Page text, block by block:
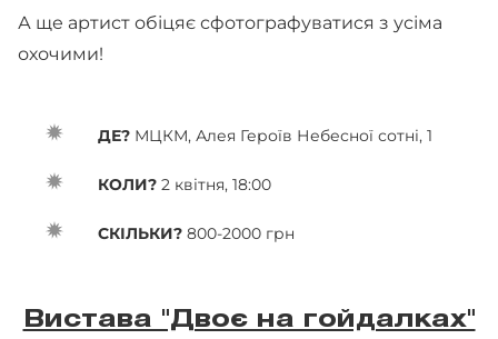
А ще артист обіцяє сфотографуватися з усіма
охочими!
ДЕ? МЦКМ, Алея Героїв Небесної сотні, 1
КОЛИ? 2 квітня, 18:00
СКІЛЬКИ? 800-2000 грн
Вистава "Двоє на гойдалках"